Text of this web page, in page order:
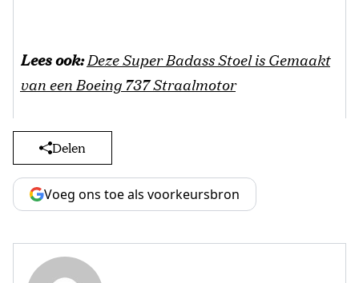
Lees ook:Deze Super Badass Stoel is Gemaakt
van een Boeing 737 Straalmotor
Delen
Voeg ons toe als voorkeursbron